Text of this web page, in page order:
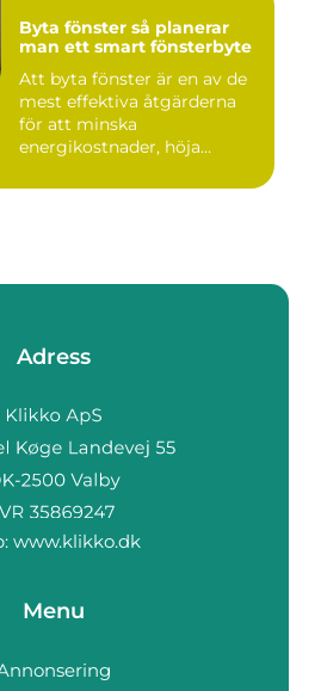
Byta fönster så planerar
man ett smart fönsterbyte
Att byta fönster är en av de
mest effektiva åtgärderna
för att minska
energikostnader, höja
Adress
www.klikko.dk
Menu